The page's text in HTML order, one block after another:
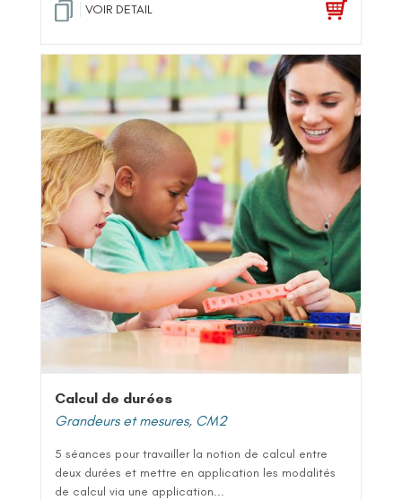
VOIR DETAIL
Calcul de durées
Grandeurs et mesures, CM2
5 séances pour travailler la notion de calcul entre
deux durées et mettre en application les modalités
de calcul via une application...